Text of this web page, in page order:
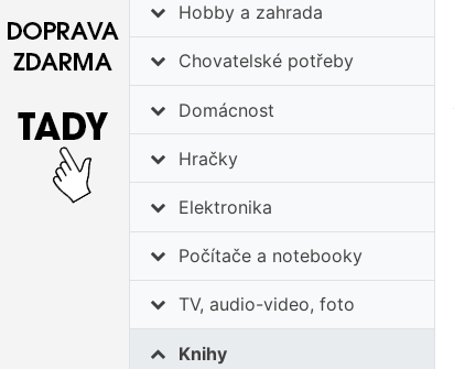
Hobby a zahrada
Chovatelské potřeby
Domácnost
Hračky
Elektronika
Počítače a notebooky
TV, audio-video, foto
Knihy